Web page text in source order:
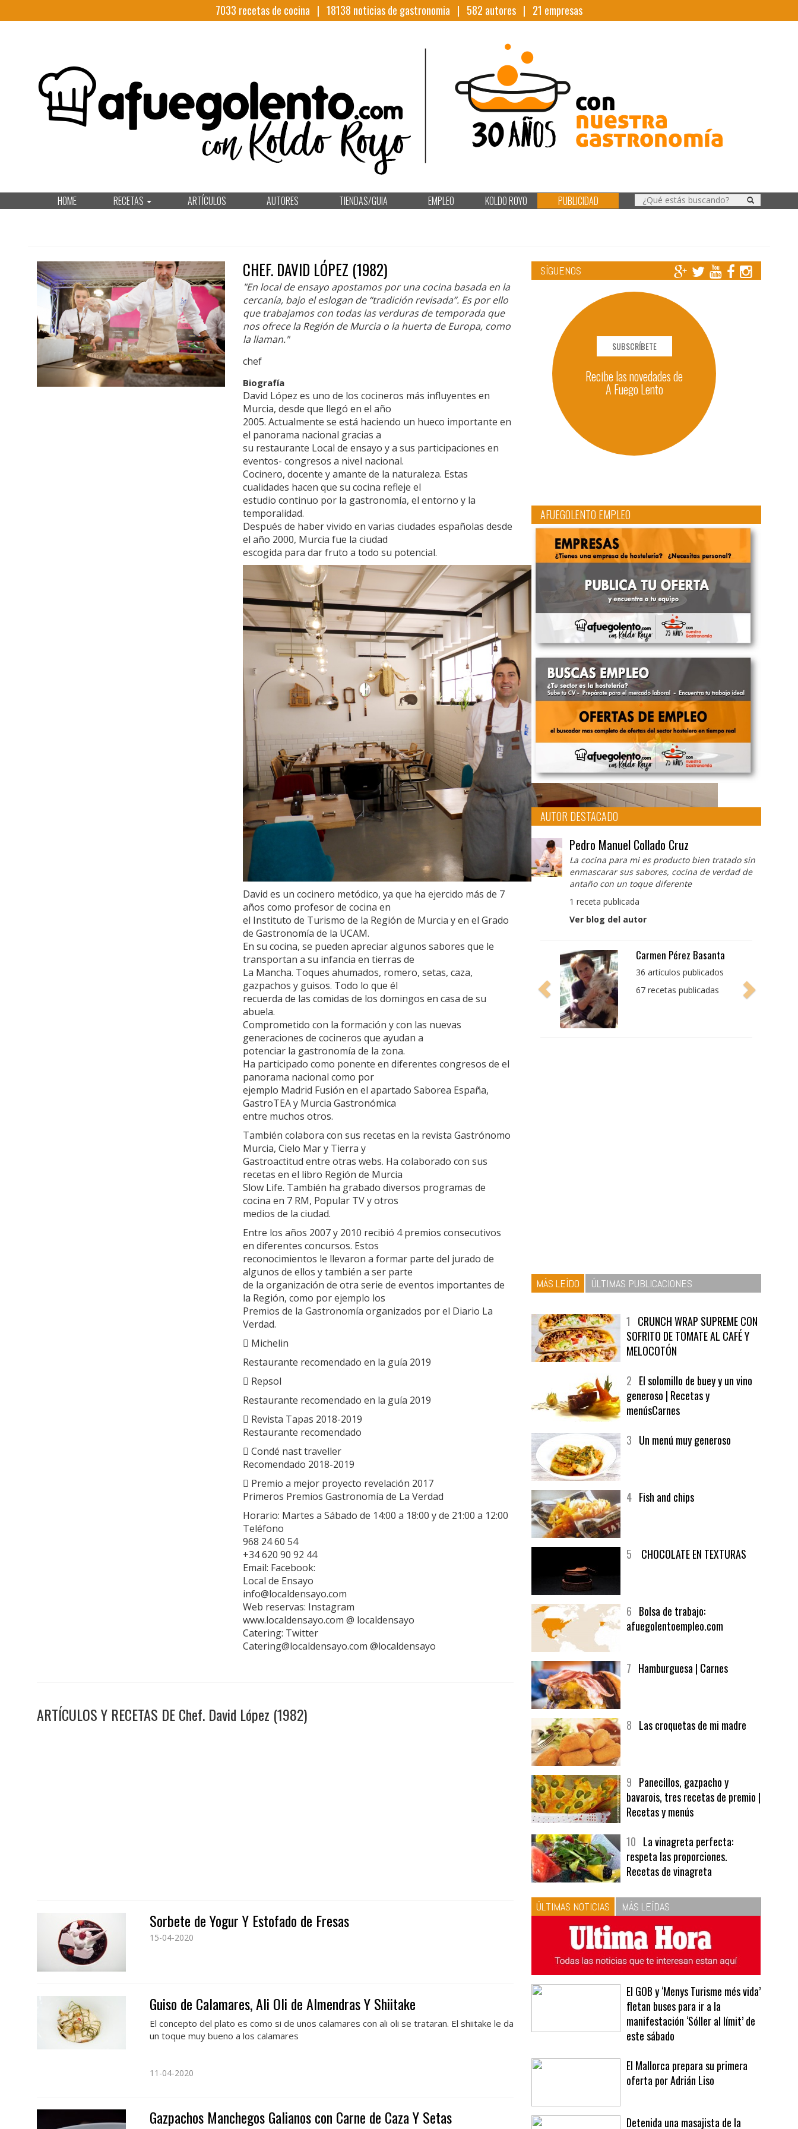
7033 recetas de cocina | 18138 noticias de gastronomia | 582 autores | 21 empresas
HOME RECETAS ARTÍCULOS AUTORES TIENDAS/GUIA EMPLEO KOLDO ROYO PUBLICIDAD
CHEF. DAVID LÓPEZ (1982)
"En local de ensayo apostamos por una cocina basada en la
cercanía, bajo el eslogan de “tradición revisada”. Es por ello
que trabajamos con todas las verduras de temporada que
nos ofrece la Región de Murcia o la huerta de Europa, como
la llaman."
chef
Biografía
David López es uno de los cocineros más influyentes en
Murcia, desde que llegó en el año
2005. Actualmente se está haciendo un hueco importante en
el panorama nacional gracias a
su restaurante Local de ensayo y a sus participaciones en
eventos- congresos a nivel nacional.
Cocinero, docente y amante de la naturaleza. Estas
cualidades hacen que su cocina refleje el
estudio continuo por la gastronomía, el entorno y la
temporalidad.
Después de haber vivido en varias ciudades españolas desde
el año 2000, Murcia fue la ciudad
escogida para dar fruto a todo su potencial.
David es un cocinero metódico, ya que ha ejercido más de 7
años como profesor de cocina en
el Instituto de Turismo de la Región de Murcia y en el Grado
de Gastronomía de la UCAM.
En su cocina, se pueden apreciar algunos sabores que le
transportan a su infancia en tierras de
La Mancha. Toques ahumados, romero, setas, caza,
gazpachos y guisos. Todo lo que él
recuerda de las comidas de los domingos en casa de su
abuela.
Comprometido con la formación y con las nuevas
generaciones de cocineros que ayudan a
potenciar la gastronomía de la zona.
Ha participado como ponente en diferentes congresos de el
panorama nacional como por
ejemplo Madrid Fusión en el apartado Saborea España,
GastroTEA y Murcia Gastronómica
entre muchos otros.
También colabora con sus recetas en la revista Gastrónomo
Murcia, Cielo Mar y Tierra y
Gastroactitud entre otras webs. Ha colaborado con sus
recetas en el libro Región de Murcia
Slow Life. También ha grabado diversos programas de
cocina en 7 RM, Popular TV y otros
medios de la ciudad.
Entre los años 2007 y 2010 recibió 4 premios consecutivos
en diferentes concursos. Estos
reconocimientos le llevaron a formar parte del jurado de
algunos de ellos y también a ser parte
de la organización de otra serie de eventos importantes de
la Región, como por ejemplo los
Premios de la Gastronomía organizados por el Diario La
Verdad.
 Michelin
Restaurante recomendado en la guía 2019
 Repsol
Restaurante recomendado en la guía 2019
 Revista Tapas 2018-2019
Restaurante recomendado
 Condé nast traveller
Recomendado 2018-2019
 Premio a mejor proyecto revelación 2017
Primeros Premios Gastronomía de La Verdad
Horario: Martes a Sábado de 14:00 a 18:00 y de 21:00 a 12:00
Teléfono
968 24 60 54
+34 620 90 92 44
Email: Facebook:
Local de Ensayo
info@localdensayo.com
Web reservas: Instagram
www.localdensayo.com @ localdensayo
Catering: Twitter
Catering@localdensayo.com @localdensayo
ARTÍCULOS Y RECETAS DE Chef. David López (1982)
Sorbete de Yogur Y Estofado de Fresas
15-04-2020
Guiso de Calamares, Ali Oli de Almendras Y Shiitake
El concepto del plato es como si de unos calamares con ali oli se trataran. El shiitake le da
un toque muy bueno a los calamares
11-04-2020
Gazpachos Manchegos Galianos con Carne de Caza Y Setas
SÍGUENOS
SUBSCRÍBETE
Recibe las novedades de
A Fuego Lento
AFUEGOLENTO EMPLEO
AUTOR DESTACADO
Pedro Manuel Collado Cruz
La cocina para mi es producto bien tratado sin
enmascarar sus sabores, cocina de verdad de
antaño con un toque diferente
1 receta publicada
Ver blog del autor
Pedro Manuel Collado
Cruz
producto bien tratado
MÁS LEÍDO ÚLTIMAS PUBLICACIONES
SOFRITO DE TOMATE AL CAFÉ Y
MELOCOTÓN
generoso | Recetas y
afuegolentoempleo.com
bavarois, tres recetas de premio |
Recetas y menús
respeta las proporciones.
Recetas de vinagreta
ÚLTIMAS NOTICIAS MÁS LEÍDAS
El GOB y ‘Menys Turisme més vida’
manifestación ‘Sóller al límit’ de
este sábado